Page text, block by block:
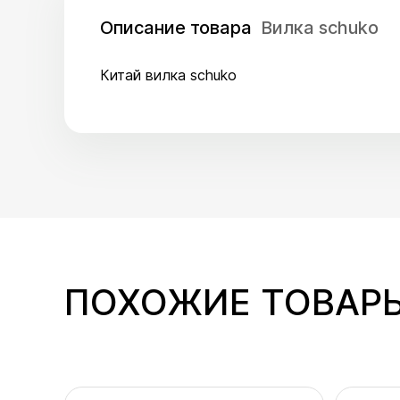
Описание товара Вилка schuko
Китай вилка schuko
ПОХОЖИЕ